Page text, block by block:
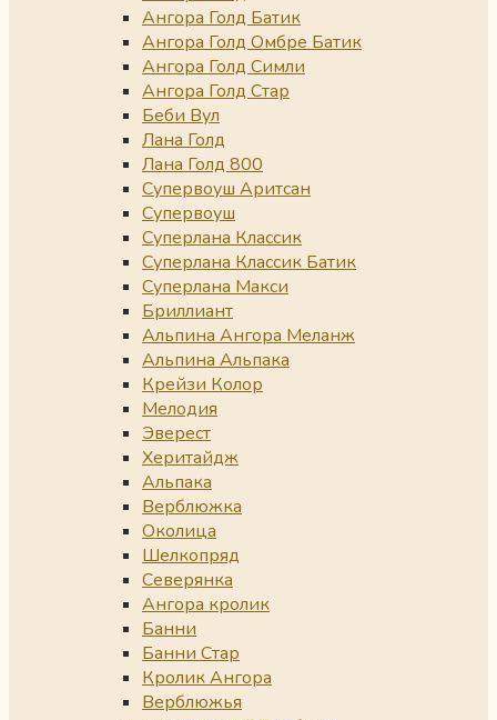
Ангора Голд Батик
Ангора Голд Омбре Батик
Ангора Голд Симли
Ангора Голд Стар
Беби Вул
Лана Голд
Лана Голд 800
Супервоуш Аритсан
Супервоуш
Суперлана Классик
Суперлана Классик Батик
Суперлана Макси
Бриллиант
Альпина Ангора Меланж
Альпина Альпака
Крейзи Колор
Мелодия
Эверест
Херитайдж
Альпака
Верблюжка
Околица
Шелкопряд
Северянка
Ангора кролик
Банни
Банни Стар
Кролик Ангора
Верблюжья